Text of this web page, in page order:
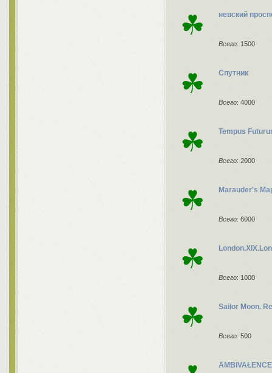
☘ невский
Всего: 1500
☘ Спутник
Всего: 4000
☘ Tempus
Всего: 2000
☘ Marauder's
Всего: 6000
☘
Всего: 1000
☘ Sailor Moon.
Всего: 500